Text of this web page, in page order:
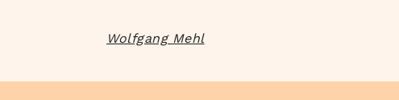
Wolfgang Mehl